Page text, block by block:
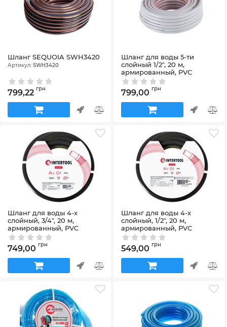
Шланг SEQUOIA SWH3420
Артикул: SWH3420
799,22 грн
Шланг для воды 5-ти
слойный 1/2", 20 м,
армированный, PVC
INTERTOOL GE-4132
Артикул:GE-4132
799,00 грн
Шланг для воды 4-х
слойный, 3/4", 20 м,
армированный, PVC
INTERTOOL GE-4123
Артикул:GE-4123
749,00 грн
Шланг для воды 4-х
слойный, 1/2", 20 м,
армированный, PVC
INTERTOOL GE-4103
Артикул:GE-4103
549,00 грн